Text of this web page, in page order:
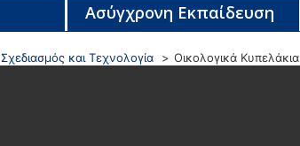
Ασύγχρονη Εκπαίδευση
Σχεδιασμός και Τεχνολογία Οικολογικά Κυπελάκια